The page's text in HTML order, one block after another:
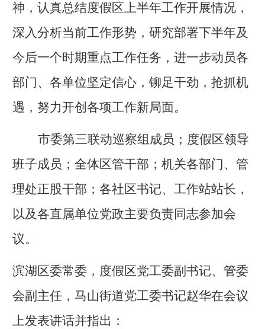
神，认真总结度假区上半年工作开展情况，
深入分析当前工作形势，研究部署下半年及
今后一个时期重点工作任务，进一步动员各
部门、各单位坚定信心，铆足干劲，抢抓机
遇，努力开创各项工作新局面。
市委第三联动巡察组成员；度假区领导
班子成员；全体区管干部；机关各部门、管
理处正股干部；各社区书记、工作站站长，
以及各直属单位党政主要负责同志参加会
议。
滨湖区委常委，度假区党工委副书记、管委
会副主任，马山街道党工委书记赵华在会议
上发表讲话并指出：